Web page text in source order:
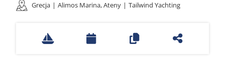
Grecja | Alimos Marina, Ateny | Tailwind Yachting